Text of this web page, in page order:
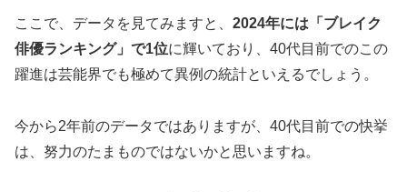
ここで、データを見てみますと、 2024年には「ブレイク
俳優ランキング」で1位に輝いており、40代目前でのこの
躍進は芸能界でも極めて異例の統計といえるでしょう。
今から2年前のデータではありますが、40代目前での快挙
は、努力のたまものではないかと思いますね。